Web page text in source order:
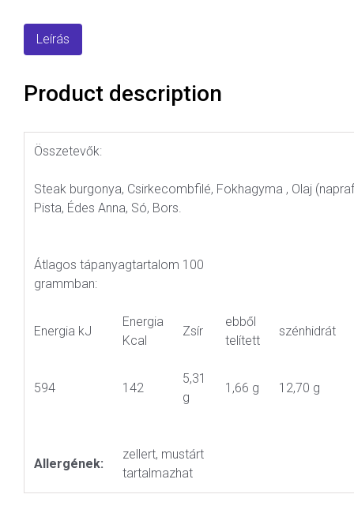
Leírás
Product description
Összetevők:
Steak burgonya, Csirkecombfilé, Fokhagyma , Olaj
Pista, Édes Anna, Só, Bors.
Átlagos tápanyagtartalom 100
grammban:
Energia kJ
Energia
Kcal
Zsír
ebből
telített
szénhidrát
594 142
5,31
g
1,66 g 12,70 g
Allergének:
zellert, mustárt
tartalmazhat